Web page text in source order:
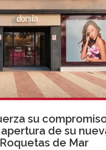
su
de su
de Mar